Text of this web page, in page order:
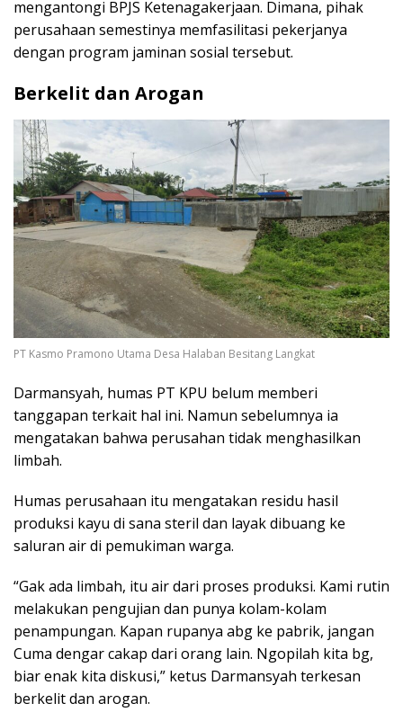
mengantongi BPJS Ketenagakerjaan. Dimana, pihak
perusahaan semestinya memfasilitasi pekerjanya
dengan program jaminan sosial tersebut.
Berkelit dan Arogan
PT Kasmo Pramono Utama Desa Halaban Besitang Langkat
Darmansyah, humas PT KPU belum memberi
tanggapan terkait hal ini. Namun sebelumnya ia
mengatakan bahwa perusahan tidak menghasilkan
limbah.
Humas perusahaan itu mengatakan residu hasil
produksi kayu di sana steril dan layak dibuang ke
saluran air di pemukiman warga.
“Gak ada limbah, itu air dari proses produksi. Kami rutin
melakukan pengujian dan punya kolam-kolam
penampungan. Kapan rupanya abg ke pabrik, jangan
Cuma dengar cakap dari orang lain. Ngopilah kita bg,
biar enak kita diskusi,” ketus Darmansyah terkesan
berkelit dan arogan.